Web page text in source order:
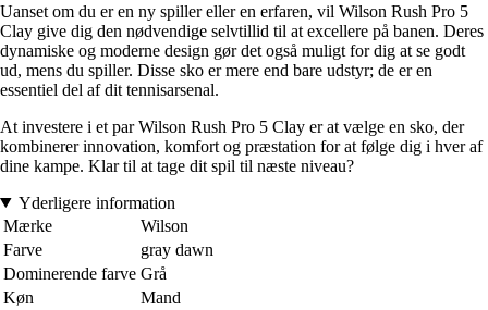
Uanset om du er en ny spiller eller en erfaren, vil Wilson Rush Pro 5
Clay give dig den nødvendige selvtillid til at excellere på banen. Deres
dynamiske og moderne design gør det også muligt for dig at se godt
ud, mens du spiller. Disse sko er mere end bare udstyr; de er en
essentiel del af dit tennisarsenal.
At investere i et par Wilson Rush Pro 5 Clay er at vælge en sko, der
kombinerer innovation, komfort og præstation for at følge dig i hver af
dine kampe. Klar til at tage dit spil til næste niveau?
Yderligere information
Mærke
Wilson
Farve
gray dawn
Dominerende farve Grå
Køn
Mand